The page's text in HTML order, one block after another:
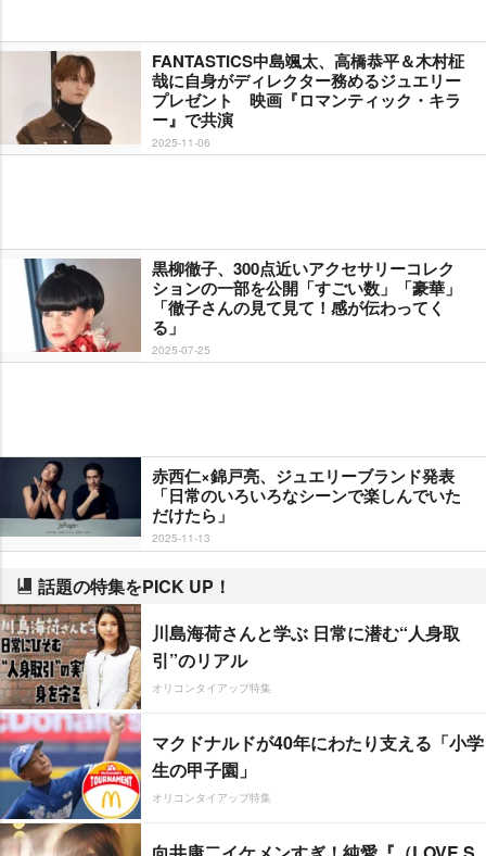
FANTASTICS中島颯太、高橋恭平＆木村柾
哉に自身がディレクター務めるジュエリー
プレゼント 映画『ロマンティック・キラ
ー』で共演
2025-11-06
黒柳徹子、300点近いアクセサリーコレク
ションの一部を公開「すごい数」「豪華」
「徹子さんの見て見て！感が伝わってく
る」
2025-07-25
赤西仁×錦戸亮、ジュエリーブランド発表
「日常のいろいろなシーンで楽しんでいた
だけたら」
2025-11-13
話題の特集をPICK UP！
川島海荷さんと学ぶ 日常に潜む“人身取
引”のリアル
オリコンタイアップ特集
マクドナルドが40年にわたり支える「小学
生の甲子園」
オリコンタイアップ特集